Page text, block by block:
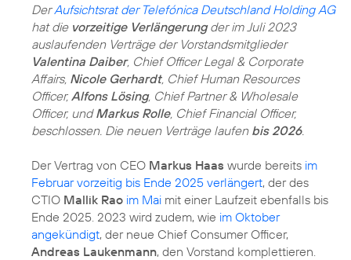
DerAufsichtsrat der Telefónica Deutschland Holding AG
hat die vorzeitige Verlängerungder im Juli 2023
auslaufenden Verträge der Vorstandsmitglieder
Valentina Daiber, Chief Officer Legal & Corporate
Affairs, Nicole Gerhardt, Chief Human Resources
Officer, Alfons Lösing, Chief Partner & Wholesale
Officer, undMarkus Rolle, Chief Financial Officer,
beschlossen. Die neuen Verträge laufen bis 2026.
Der Vertrag von CEO Markus Haas wurde bereits im
Februar vorzeitig bis Ende 2025 verlängert, der des
CTIO Mallik Rao im Mai mit einer Laufzeit ebenfalls bis
Ende 2025. 2023 wird zudem, wie im Oktober
angekündigt, der neue Chief Consumer Officer,
Andreas Laukenmann, den Vorstand komplettieren.